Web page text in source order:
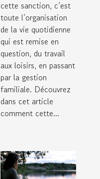
cette sanction, c’est
toute l’organisation
de la vie quotidienne
qui est remise en
question, du travail
aux loisirs, en passant
par la gestion
familiale. Découvrez
dans cet article
comment cette...